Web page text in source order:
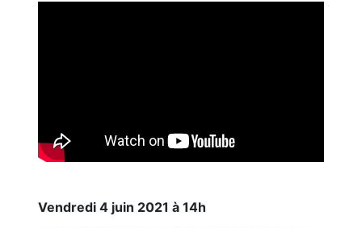
Vendredi 4 juin 2021 à 14h